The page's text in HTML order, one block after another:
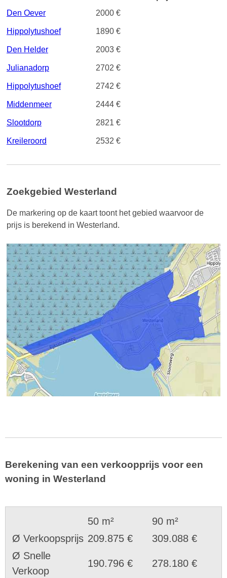
Den Oever
2000 €
Hippolytushoef 1890 €
Den Helder 2003 €
Julianadorp 2702 €
Hippolytushoef 2742 €
Middenmeer 2444 €
Slootdorp 2821 €
Kreileroord 2532 €
Zoekgebied Westerland
De markering op de kaart toont het gebied waarvoor de
prijs is berekend in Westerland.
Berekening van een verkoopprijs voor een
woning in Westerland
50 m²
90 m²
Ø Verkoopsprijs 209.875 €
309.088 €
Ø Snelle
Verkoop
190.796 € 278.180 €